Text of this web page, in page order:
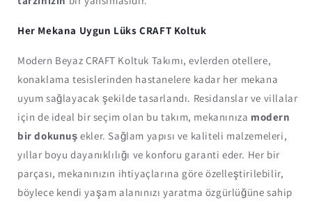
Her Mekana Uygun Lüks CRAFT Koltuk
Modern Beyaz CRAFT Koltuk Takımı, evlerden otellere,
konaklama tesislerinden hastanelere kadar her mekana
uyum sağlayacak şekilde tasarlandı. Residanslar ve villalar
için de ideal bir seçim olan bu takım, mekanınıza modern
bir dokunuş ekler. Sağlam yapısı ve kaliteli malzemeleri,
yıllar boyu dayanıklılığı ve konforu garanti eder. Her bir
parçası, mekanınızın ihtiyaçlarına göre özelleştirilebilir,
böylece kendi yaşam alanınızı yaratma özgürlüğüne sahip